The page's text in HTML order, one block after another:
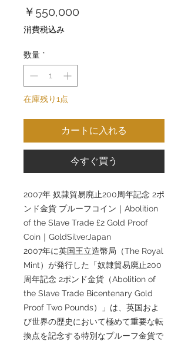
￥550,000
消費税込み
数量 *
在庫残り1点
カートに入れる
今すぐ買う
2007年 奴隷貿易廃止200周年記念 2ポ
ンド金貨 プルーフコイン｜Abolition
of the Slave Trade £2 Gold Proof
Coin｜GoldSilverJapan
2007年に英国王立造幣局（The Royal
Mint）が発行した「奴隷貿易廃止200
周年記念 2ポンド金貨（Abolition of
the Slave Trade Bicentenary Gold
Proof Two Pounds）」は、英国およ
び世界の歴史において極めて重要な転
換点を記念する特別なプルーフ金貨で